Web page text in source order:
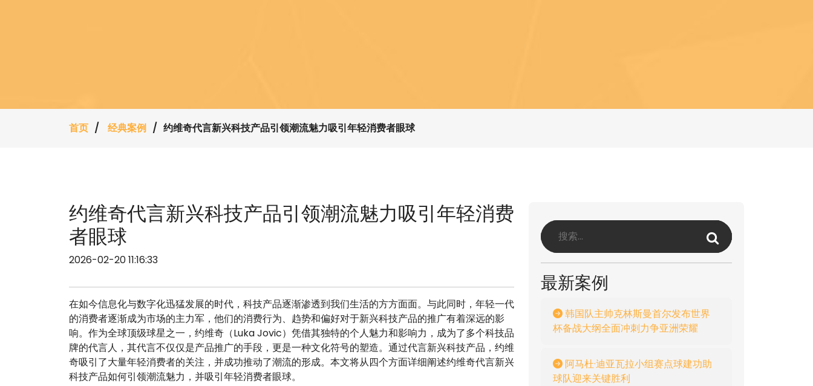
首页 经典案例 约维奇代言新兴科技产品引领潮流魅力吸引年轻消费者眼球
约维奇代言新兴科技产品引领潮流魅力吸引年轻消费
者眼球
2026-02-20 11:16:33
在如今信息化与数字化迅猛发展的时代，科技产品逐渐渗透到我们生活的方方面面。与此同时，年轻一代
的消费者逐渐成为市场的主力军，他们的消费行为、趋势和偏好对于新兴科技产品的推广有着深远的影
响。作为全球顶级球星之一，约维奇（Luka Jovic）凭借其独特的个人魅力和影响力，成为了多个科技品
牌的代言人，其代言不仅仅是产品推广的手段，更是一种文化符号的塑造。通过代言新兴科技产品，约维
奇吸引了大量年轻消费者的关注，并成功推动了潮流的形成。本文将从四个方面详细阐述约维奇代言新兴
科技产品如何引领潮流魅力，并吸引年轻消费者眼球。
最新案例
韩国队主帅克林斯曼首尔发布世界
杯备战大纲全面冲刺力争亚洲荣耀
阿马杜·迪亚瓦拉小组赛点球建功助
球队迎来关键胜利